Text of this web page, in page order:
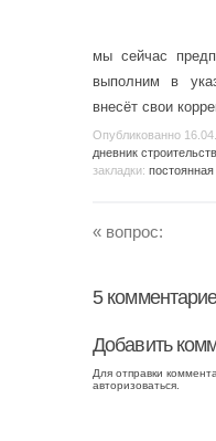
мы сейчас
выполним в
внесёт свои
Опубликованно
дневник
закладки:
« вопрос:
5
Добавить
Для отправки
авторизоваться